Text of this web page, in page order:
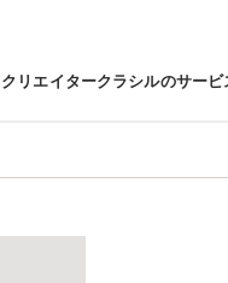
クリエイタークラシルのサービ